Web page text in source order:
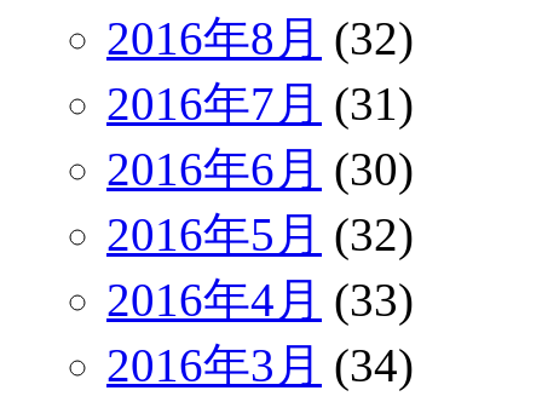
2016年8月 (32)
2016年7月 (31)
2016年6月 (30)
2016年5月 (32)
2016年4月 (33)
2016年3月 (34)